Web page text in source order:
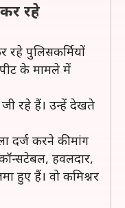
रहे
रहे पुलिसकर्मियों
के मामले में
रहे हैं। उन्हें देखते
दर्ज करने की मांग
हवलदार,
हुए हैं। वो कमिश्नर